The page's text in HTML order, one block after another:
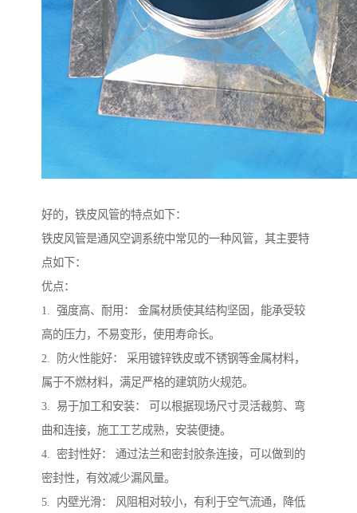
好的，铁皮风管的特点如下：
铁皮风管是通风空调系统中常见的一种风管，其主要特
点如下：
优点：
1. 强度高、耐用： 金属材质使其结构坚固，能承受较
高的压力，不易变形，使用寿命长。
2. 防火性能好： 采用镀锌铁皮或不锈钢等金属材料，
属于不燃材料，满足严格的建筑防火规范。
3. 易于加工和安装： 可以根据现场尺寸灵活裁剪、弯
曲和连接，施工工艺成熟，安装便捷。
4. 密封性好： 通过法兰和密封胶条连接，可以做到的
密封性，有效减少漏风量。
5. 内壁光滑： 风阻相对较小，有利于空气流通，降低